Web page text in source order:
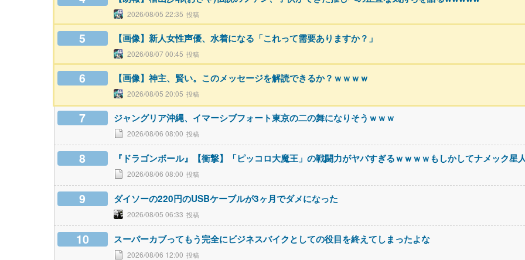
2026/08/05 22:35
5 【画像】新人女性声優、水着になる「これって需要ありますか？」
2026/08/07 00:45
6 【画像】神主、賢い。このメッセージを解読できるか？ｗｗｗｗ
2026/08/05 20:05
7 ジャングリア沖縄、イマーシブフォート東京の二の舞になりそうｗｗｗ
2026/08/06 08:00
8 『ドラゴンボール』【衝撃】「ピッコロ大魔王」の戦闘力がヤバすぎるｗｗｗｗもしかしてナメック星
2026/08/06 08:00
9 ダイソーの220円のUSBケーブルが3ヶ月でダメになった
2026/08/05 06:33
10 スーパーカブってもう完全にビジネスバイクとしての役目を終えてしまったよな
2026/08/06 12:00